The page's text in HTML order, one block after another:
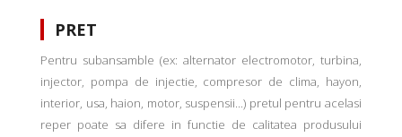
PRET
Pentru subansamble (ex: alternator electromotor, turbina,
injector, pompa de injectie, compresor de clima, hayon,
interior, usa, haion, motor, suspensii...) pretul pentru acelasi
reper poate sa difere in functie de calitatea produsului